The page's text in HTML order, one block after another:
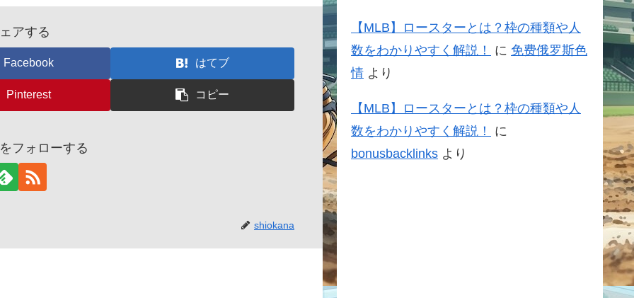
アする
Facebook はてブ
Pinterest コピー
フォローする
shiokana
【MLB】ロースターとは？枠の種類や人
数をわかりやすく解説！
に 免费俄罗斯色
情 より
【MLB】ロースターとは？枠の種類や人
数をわかりやすく解説！
に
bonusbacklinks より